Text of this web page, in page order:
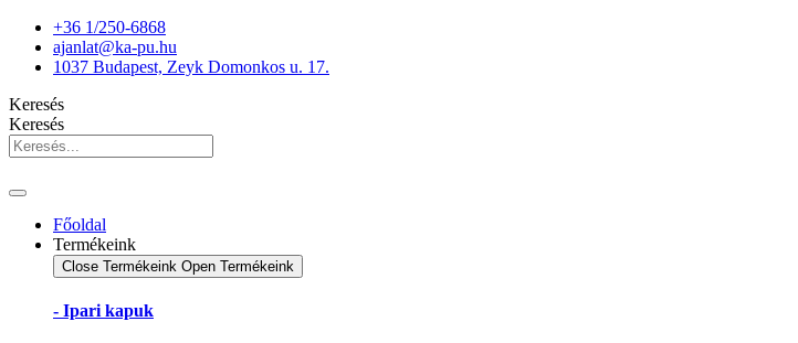
Ugrás
tartalomhoz
+36 1/250-6868
ajanlat@ka-pu.hu
1037 Budapest, Zeyk Domonkos u. 17.
Keresés
Keresés
Főoldal
Termékeink
Close Termékeink Open Termékeink
- Ipari kapuk